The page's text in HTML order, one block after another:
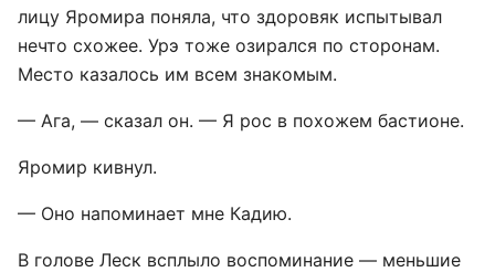
лицу Яромира поняла, что здоровяк испытывал
нечто схожее. Урэ тоже озирался по сторонам.
Место казалось им всем знакомым.
— Ага, — сказал он. — Я рос в похожем бастионе.
Яромир кивнул.
— Оно напоминает мне Кадию.
В голове Леск всплыло воспоминание — меньшие